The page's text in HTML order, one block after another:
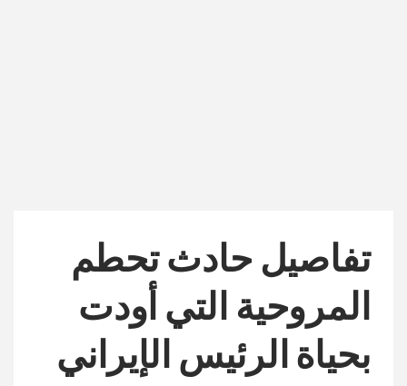
تفاصيل حادث تحطم
المروحية التي أودت
بحياة الرئيس الإيراني